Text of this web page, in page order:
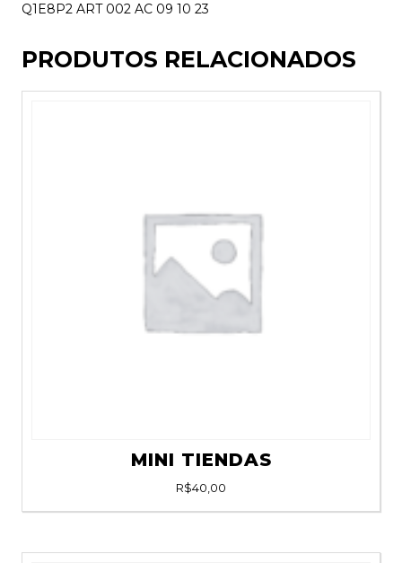
Q1E8P2 ART 002 AC 09 10 23
PRODUTOS RELACIONADOS
MINI TIENDAS
R$40,00